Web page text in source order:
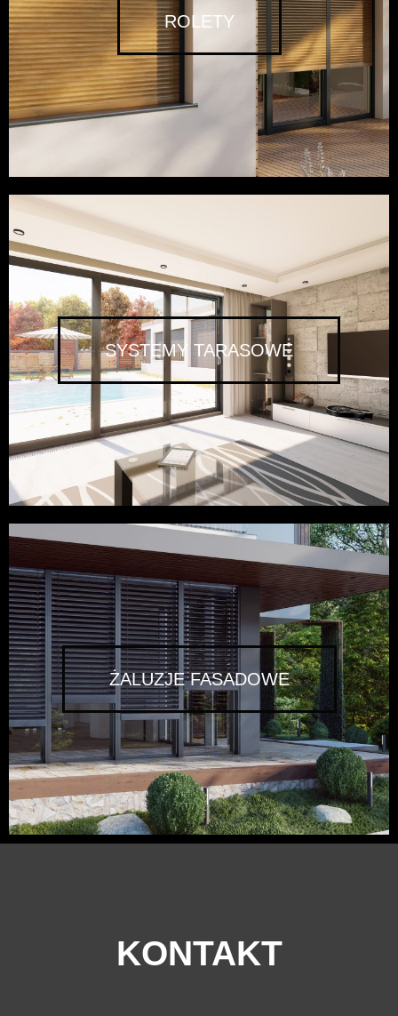
ROLETY
SYSTEMY TARASOWE
ŻALUZJE FASADOWE
KONTAKT